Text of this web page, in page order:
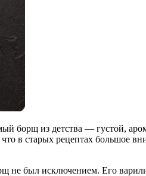
борщ из детства — густой,
в старых рецептах большое
не был исключением. Его